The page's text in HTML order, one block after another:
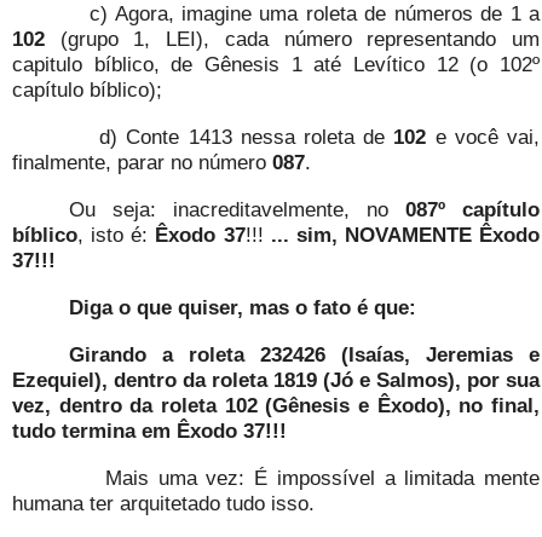
c) Agora, imagine uma roleta de números de 1 a
102 (grupo 1, LEI), cada número representando um
capitulo bíblico, de Gênesis 1 até Levítico 12 (o 102º
capítulo bíblico);
d) Conte 1413 nessa roleta de 102 e você vai,
finalmente, parar no número 087.
Ou seja: inacreditavelmente, no087º capítulo
bíblico, isto é: Êxodo 37!!! ... sim, NOVAMENTE Êxodo
37!!!
Diga o que quiser, mas o fato é que:
Girando a roleta 232426 (Isaías, Jeremias e
Ezequiel), dentro da roleta 1819 (Jó e Salmos), por sua
vez, dentro da roleta 102 (Gênesis e Êxodo), no final,
tudo termina em Êxodo 37!!!
Mais uma vez: É impossível a limitada mente
humana ter arquitetado tudo isso.